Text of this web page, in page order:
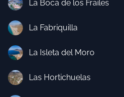
La Boca de los Frailes
La Fabriquilla
La Isleta del Moro
Las Hortichuelas